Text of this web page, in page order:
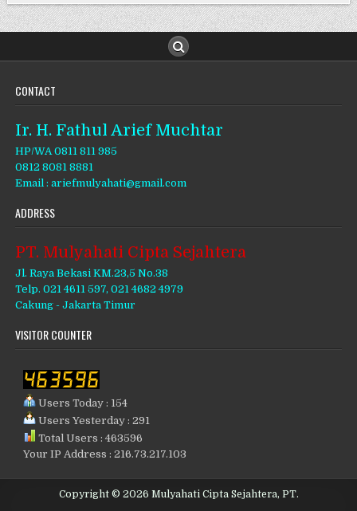
CONTACT
Ir. H. Fathul Arief Muchtar
HP/WA 0811 811 985
0812 8081 8881
Email : ariefmulyahati@gmail.com
ADDRESS
PT. Mulyahati Cipta Sejahtera
Jl. Raya Bekasi KM.23,5 No.38
Telp. 021 4611 597, 021 4682 4979
Cakung - Jakarta Timur
VISITOR COUNTER
Users Today : 154
Users Yesterday : 291
Total Users : 463596
Your IP Address : 216.73.217.103
Copyright © 2026 Mulyahati Cipta Sejahtera, PT.